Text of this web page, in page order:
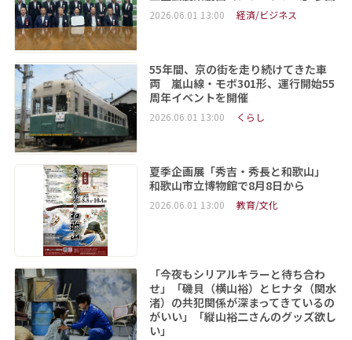
2026.06.01 13:00 経済/ビジネス
55年間、京の街を走り続けてきた車
両 嵐山線・モボ301形、運行開始55
周年イベントを開催
2026.06.01 13:00 くらし
夏季企画展「秀吉・秀長と和歌山」
和歌山市立博物館で8月8日から
2026.06.01 13:00 教育/文化
「今夜もシリアルキラーと待ち合わ
せ」「磯貝（横山裕）とヒナタ（関水
渚）の共犯関係が深まってきているの
がいい」「縦山裕二さんのグッズ欲し
い」